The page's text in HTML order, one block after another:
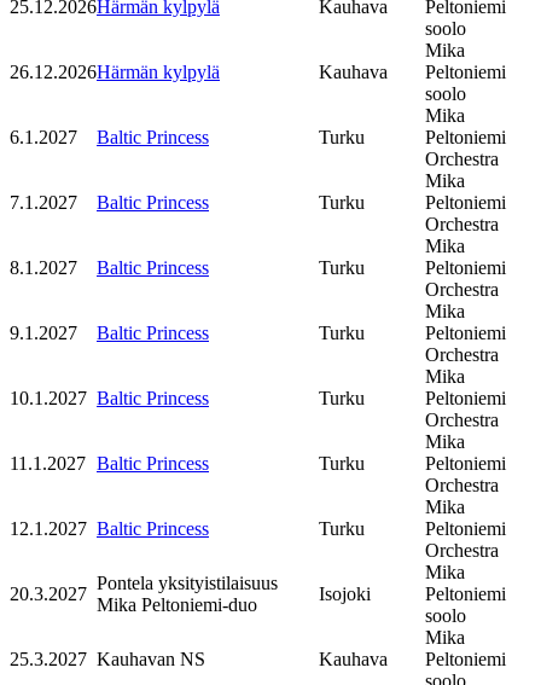
25.12.2026Härmän kylpylä Kauhava
Peltoniemi
soolo
26.12.2026Härmän kylpylä Kauhava
Mika
Peltoniemi
soolo
6.1.2027 Baltic Princess Turku
Mika
Peltoniemi
Orchestra
7.1.2027 Baltic Princess Turku
Mika
Peltoniemi
Orchestra
8.1.2027 Baltic Princess Turku
Mika
Peltoniemi
Orchestra
9.1.2027 Baltic Princess Turku
Mika
Peltoniemi
Orchestra
10.1.2027 Baltic Princess Turku
Mika
Peltoniemi
Orchestra
11.1.2027 Baltic Princess Turku
Mika
Peltoniemi
Orchestra
12.1.2027 Baltic Princess Turku
Mika
Peltoniemi
Orchestra
20.3.2027
Pontela yksityistilaisuus
Mika Peltoniemi-duo
Isojoki
Mika
Peltoniemi
soolo
25.3.2027 Kauhavan NS Kauhava
Mika
Peltoniemi
soolo